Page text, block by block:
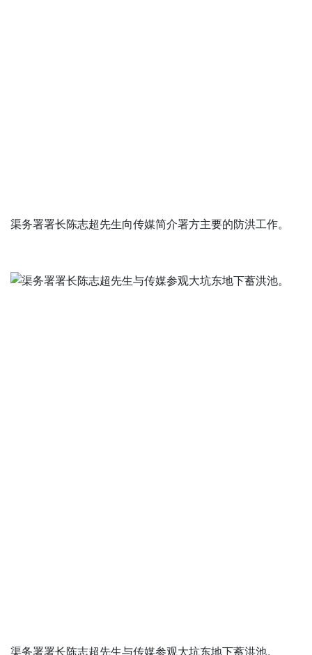
渠务署署长陈志超先生向传媒简介署方主要的防洪工作。
渠务署署长陈志超先生与传媒参观大坑东地下蓄洪池。